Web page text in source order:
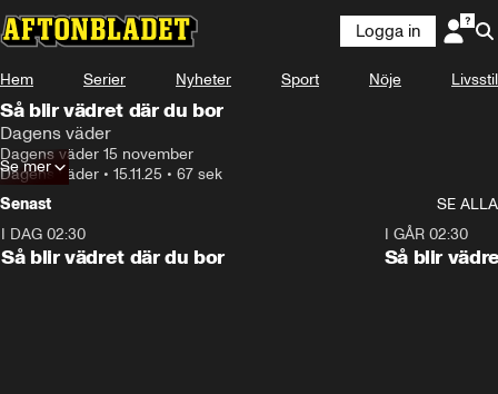
Logga in
Hem Serier Nyheter Sport Nöje Livsstil
Så blir vädret där du bor
Dagens väder
Dagens väder 15 november
Dagens väder • 15.11.25 • 67 sek
Se mer
Senast
SE ALLA
I DAG 02:30
Så blir vädret där du bor
I GÅR 02:30
Så blir